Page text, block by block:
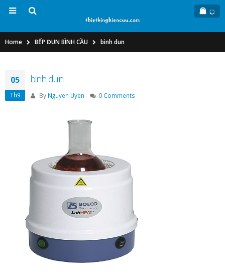
Home BẾP ĐUN BÌNH CẦU binh dun
05
Th9
binh dun
By Nguyen Uyen 0 Comments